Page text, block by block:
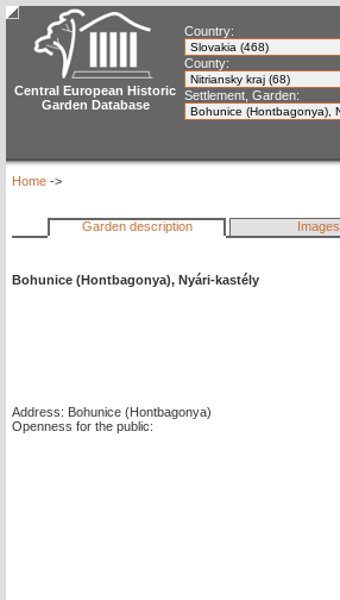
Central European Historic
Garden Database
Country:
County:
Settlement, Garden:
Home ->
Garden description Images
Bohunice (Hontbagonya), Nyári-kastély
Address: Bohunice (Hontbagonya)
Openness for the public: